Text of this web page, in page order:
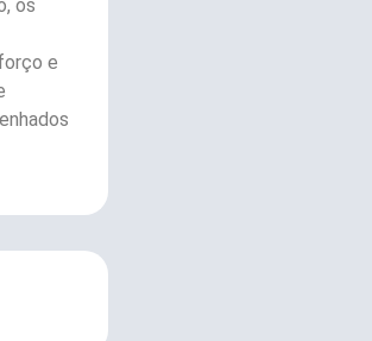
os
e